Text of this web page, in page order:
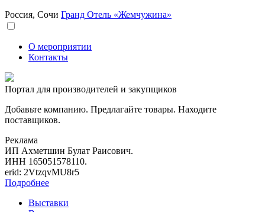
Россия, Сочи Гранд Отель «Жемчужина»
О мероприятии
Контакты
Портал для производителей и закупщиков
Добавьте компанию. Предлагайте товары. Находите
поставщиков.
Реклама
ИП Ахметшин Булат Раисович.
ИНН 165051578110.
erid: 2VtzqvMU8r5
Подробнее
Выставки